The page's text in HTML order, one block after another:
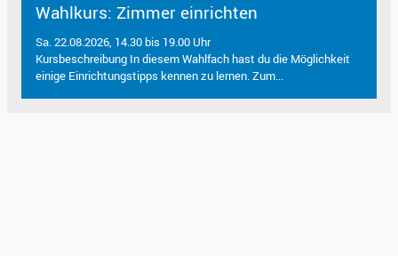
Wahlkurs: Zimmer einrichten
Sa. 22.08.2026, 14.30 bis 19.00 Uhr
Kursbeschreibung In diesem Wahlfach hast du die Möglichkeit
einige Einrichtungstipps kennen zu lernen. Zum...